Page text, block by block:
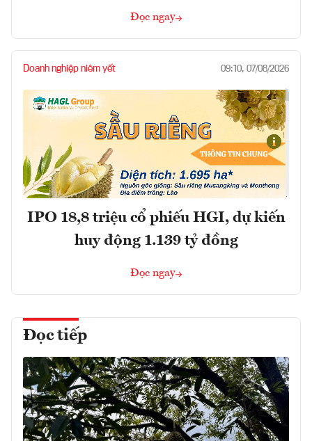
Đọc ngay
Doanh nghiệp niêm yết 09:10, 07/08/2026
IPO 18,8 triệu cổ phiếu HGI, dự kiến
huy động 1.139 tỷ đồng
Đọc ngay
Đọc tiếp